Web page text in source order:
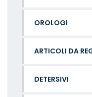
OROLOGI
ARTICOLI DA
DETERSIVI